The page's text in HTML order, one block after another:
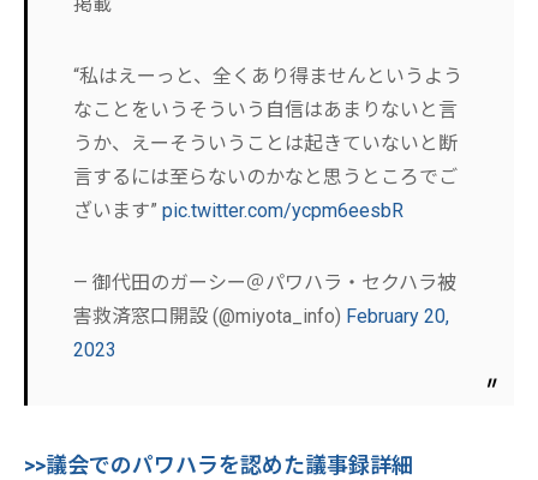
“私はえーっと、全くあり得ませんというよう
なことをいうそういう自信はあまりないと言
うか、えーそういうことは起きていないと断
言するには至らないのかなと思うところでご
ざいます”pic.twitter.com/ycpm6eesbR
— 御代田のガーシー＠パワハラ・セクハラ被
害救済窓口開設 (@miyota_info) February 20,
2023
>>議会でのパワハラを認めた議事録詳細